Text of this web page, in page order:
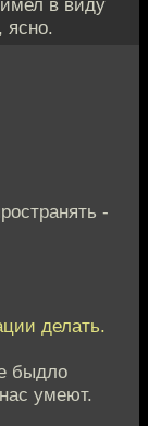
имел в виду
ясно.
-
делать.
быдло
умеют.